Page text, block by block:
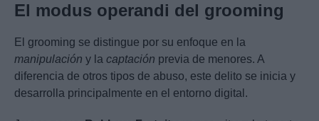
El modus operandi del grooming
El grooming se distingue por su enfoque en la
manipulación y la captación previa de menores. A
diferencia de otros tipos de abuso, este delito se inicia y
desarrolla principalmente en el entorno digital.